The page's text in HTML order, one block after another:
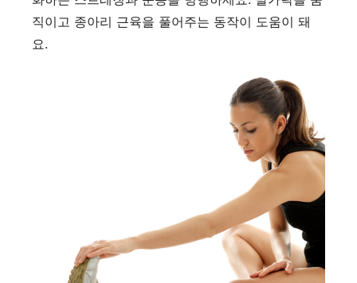
직이고 종아리 근육을 풀어주는 동작이 도움이 돼
요.